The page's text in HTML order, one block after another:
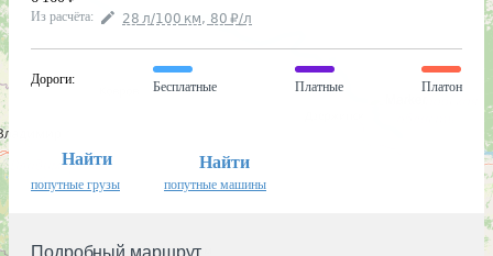
Из расчёта: 28 л/100 км, 80 ₽/л
Дороги:
Бесплатные Платные Платон
Найти
попутные грузы
Найти
попутные машины
Подробный маршрут